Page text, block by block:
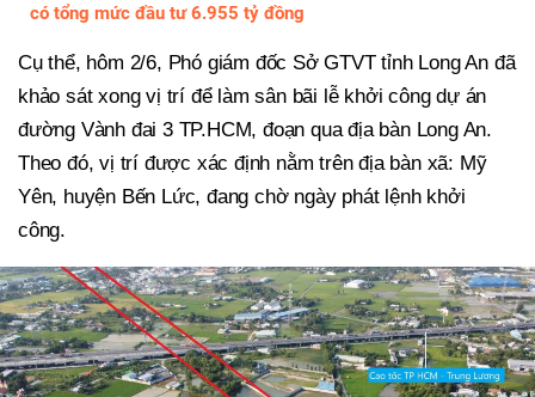
có tổng mức đầu tư 6.955 tỷ đồng
Cụ thể, hôm 2/6, Phó giám đốc Sở GTVT tỉnh Long An đã
khảo sát xong vị trí để làm sân bãi lễ khởi công dự án
đường Vành đai 3 TP.HCM, đoạn qua địa bàn Long An.
Theo đó, vị trí được xác định nằm trên địa bàn xã: Mỹ
Yên, huyện Bến Lức, đang chờ ngày phát lệnh khởi
công.